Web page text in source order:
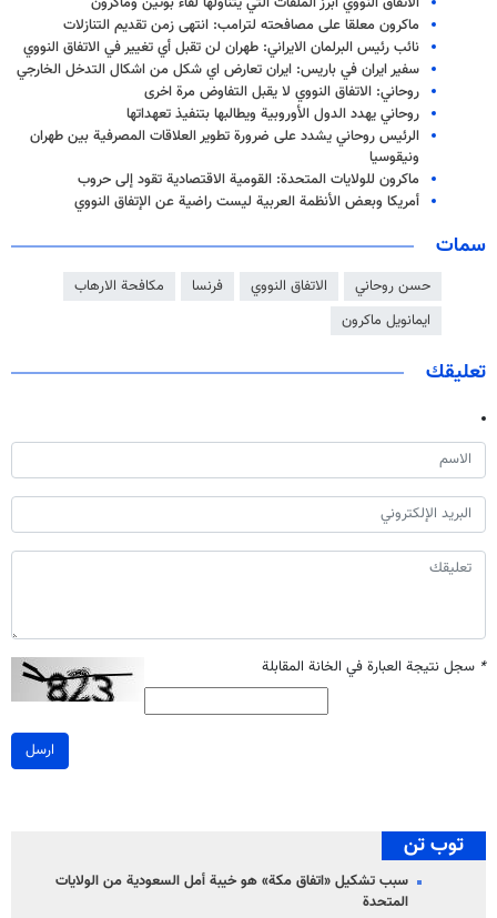
ماكرون معلقا على مصافحته لترامب: انتهى زمن تقديم التنازلات
نائب رئيس البرلمان الايراني: طهران لن تقبل أي تغيير في الاتفاق النووي
سفير ايران في باريس: ايران تعارض اي شكل من اشكال التدخل الخارجي
روحاني: الاتفاق النووي لا يقبل التفاوض مرة اخرى
روحاني يهدد الدول الأوروبية ويطالبها بتنفيذ تعهداتها
الرئيس روحاني يشدد على ضرورة تطوير العلاقات المصرفية بين طهران
ونيقوسيا
ماكرون للولايات المتحدة: القومية الاقتصادية تقود إلى حروب
أمريكا وبعض الأنظمة العربية ليست راضية عن الإتفاق النووي
سمات
حسن روحاني الاتفاق النووي فرنسا
مكافحة الارهاب
ايمانويل ماكرون
تعليقك
* سجل نتيجة العبارة في الخانة المقابلة
ارسل
توب تن
سبب تشكيل «اتفاق مكة» هو خيبة أمل السعودية من الولايات
المتحدة